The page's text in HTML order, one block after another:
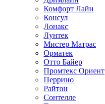
Комфорт Лайн
Консул
Лонакс
Лунтек
Мистер Матрас
Орматек
Отто Байер
Промтекс Ориент
Перрино
Райтон
Сонтелле